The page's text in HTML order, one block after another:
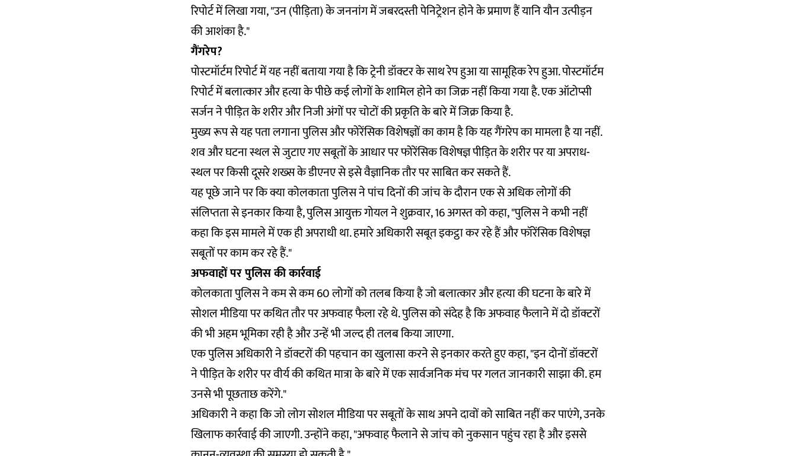
रिपोर्ट में लिखा गया, "उन (पीड़िता) के जननांग में जबरदस्ती पेनिट्रेशन होने के प्रमाण हैं यानि यौन उत्पीड़न
की आशंका है."
गैंगरेप?
पोस्टमॉर्टम रिपोर्ट में यह नहीं बताया गया है कि ट्रेनी डॉक्टर के साथ रेप हुआ या सामूहिक रेप हुआ. पोस्टमॉर्टम
रिपोर्ट में बलात्कार और हत्या के पीछे कई लोगों के शामिल होने का जिक्र नहीं किया गया है. एक ऑटोप्सी
सर्जन ने पीड़ित के शरीर और निजी अंगों पर चोटों की प्रकृति के बारे में जिक्र किया है.
मुख्य रूप से यह पता लगाना पुलिस और फोरेंसिक विशेषज्ञों का काम है कि यह गैंगरेप का मामला है या नहीं.
शव और घटना स्थल से जुटाए गए सबूतों के आधार पर फोरेंसिक विशेषज्ञ पीड़ित के शरीर पर या अपराध-
स्थल पर किसी दूसरे शख्स के डीएनए से इसे वैज्ञानिक तौर पर साबित कर सकते हैं.
यह पूछे जाने पर कि क्या कोलकाता पुलिस ने पांच दिनों की जांच के दौरान एक से अधिक लोगों की
संलिप्तता से इनकार किया है, पुलिस आयुक्त गोयल ने शुक्रवार, 16 अगस्त को कहा, "पुलिस ने कभी नहीं
कहा कि इस मामले में एक ही अपराधी था. हमारे अधिकारी सबूत इकट्ठा कर रहे हैं और फॉरेंसिक विशेषज्ञ
सबूतों पर काम कर रहे हैं."
अफवाहों पर पुलिस की कार्रवाई
कोलकाता पुलिस ने कम से कम 60 लोगों को तलब किया है जो बलात्कार और हत्या की घटना के बारे में
सोशल मीडिया पर कथित तौर पर अफवाह फैला रहे थे. पुलिस को संदेह है कि अफवाह फैलाने में दो डॉक्टरों
की भी अहम भूमिका रही है और उन्हें भी जल्द ही तलब किया जाएगा.
एक पुलिस अधिकारी ने डॉक्टरों की पहचान का खुलासा करने से इनकार करते हुए कहा, "इन दोनों डॉक्टरों
ने पीड़ित के शरीर पर वीर्य की कथित मात्रा के बारे में एक सार्वजनिक मंच पर गलत जानकारी साझा की. हम
उनसे भी पूछताछ करेंगे."
अधिकारी ने कहा कि जो लोग सोशल मीडिया पर सबूतों के साथ अपने दावों को साबित नहीं कर पाएंगे, उनके
खिलाफ कार्रवाई की जाएगी. उन्होंने कहा, "अफवाह फैलाने से जांच को नुकसान पहुंच रहा है और इससे